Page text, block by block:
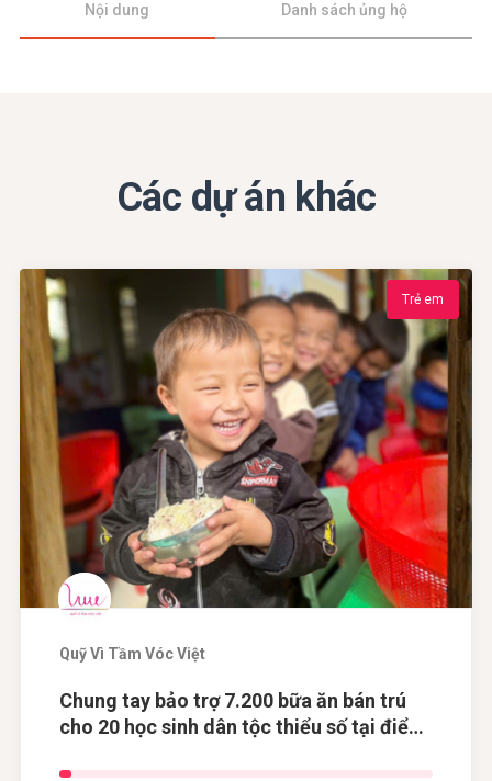
Nội dung Danh sách ủng hộ
Các dự án khác
Trẻ em
Quỹ Vì Tầm Vóc Việt
Chung tay bảo trợ 7.200 bữa ăn bán trú
cho 20 học sinh dân tộc thiểu số tại điểm